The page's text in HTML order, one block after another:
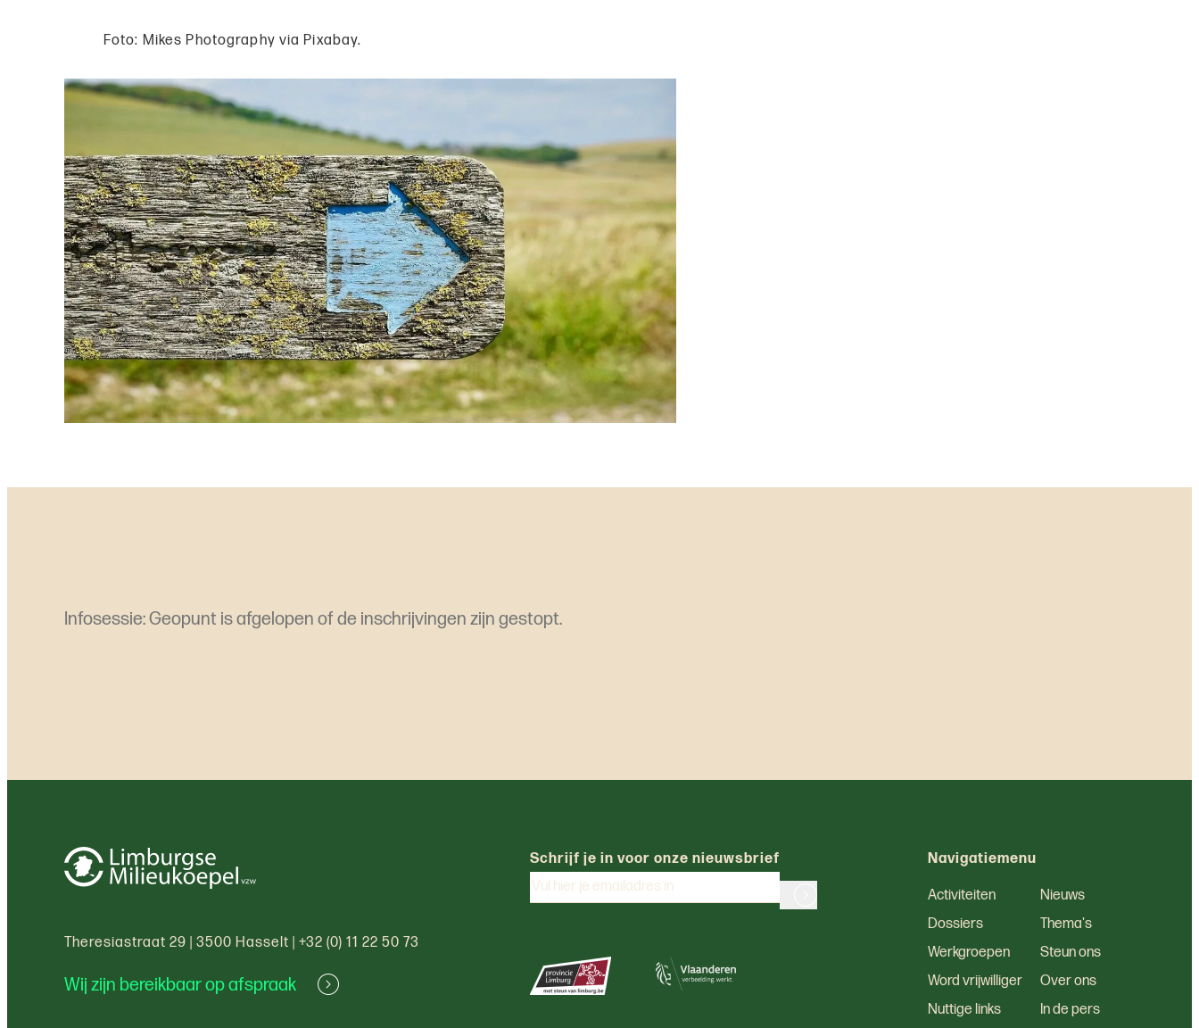
Foto: Mikes Photography via Pixabay.
Infosessie: Geopunt is afgelopen of de inschrijvingen zijn gestopt.
Theresiastraat 29 3500 Hasselt +32 (0) 11 22 50 73
Wij zijn bereikbaar op afspraak
Schrijf je in voor onze nieuwsbrief Navigatiemenu
Activiteiten
Nieuws
Dossiers
Thema's
Werkgroepen
Steun ons
Word vrijwilliger
Over ons
Nuttige links
In de pers